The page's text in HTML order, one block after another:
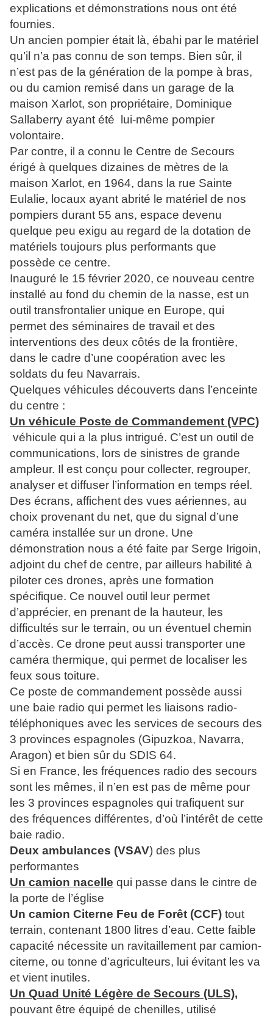
explications et démonstrations nous ont été
fournies.
Un ancien pompier était là, ébahi par le matériel
qu’il n’a pas connu de son temps. Bien sûr, il
n’est pas de la génération de la pompe à bras,
ou du camion remisé dans un garage de la
maison Xarlot, son propriétaire, Dominique
Sallaberry ayant été lui-même pompier
volontaire.
Par contre, il a connu le Centre de Secours
érigé à quelques dizaines de mètres de la
maison Xarlot, en 1964, dans la rue Sainte
Eulalie, locaux ayant abrité le matériel de nos
pompiers durant 55 ans, espace devenu
quelque peu exigu au regard de la dotation de
matériels toujours plus performants que
possède ce centre.
Inauguré le 15 février 2020, ce nouveau centre
installé au fond du chemin de la nasse, est un
outil transfrontalier unique en Europe, qui
permet des séminaires de travail et des
interventions des deux côtés de la frontière,
dans le cadre d’une coopération avec les
soldats du feu Navarrais.
Quelques véhicules découverts dans l’enceinte
du centre :
Un véhicule Poste de Commandement (VPC)
véhicule qui a la plus intrigué. C’est un outil de
communications, lors de sinistres de grande
ampleur. Il est conçu pour collecter, regrouper,
analyser et diffuser l’information en temps réel.
Des écrans, affichent des vues aériennes, au
choix provenant du net, que du signal d’une
caméra installée sur un drone. Une
démonstration nous a été faite par Serge Irigoin,
adjoint du chef de centre, par ailleurs habilité à
piloter ces drones, après une formation
spécifique. Ce nouvel outil leur permet
d’apprécier, en prenant de la hauteur, les
difficultés sur le terrain, ou un éventuel chemin
d’accès. Ce drone peut aussi transporter une
caméra thermique, qui permet de localiser les
feux sous toiture.
Ce poste de commandement possède aussi
une baie radio qui permet les liaisons radio-
téléphoniques avec les services de secours des
3 provinces espagnoles (Gipuzkoa, Navarra,
Aragon) et bien sûr du SDIS 64.
Si en France, les fréquences radio des secours
sont les mêmes, il n’en est pas de même pour
les 3 provinces espagnoles qui trafiquent sur
des fréquences différentes, d’où l’intérêt de cette
baie radio.
Deux ambulances (VSAV) des plus
performantes
Un camion nacelle qui passe dans le cintre de
la porte de l’église
Un camion Citerne Feu de Forêt (CCF) tout
terrain, contenant 1800 litres d’eau. Cette faible
capacité nécessite un ravitaillement par camion-
citerne, ou tonne d’agriculteurs, lui évitant les va
et vient inutiles.
Un Quad Unité Légère de Secours (ULS),
pouvant être équipé de chenilles, utilisé